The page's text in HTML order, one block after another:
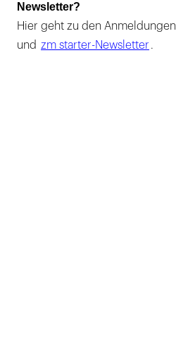
Newsletter?
Hier geht zu den Anmeldungen
und zm starter-Newsletter .